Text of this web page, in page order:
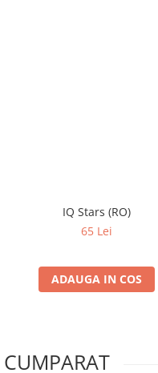
IQ Stars (RO)
65 Lei
ADAUGA IN COS